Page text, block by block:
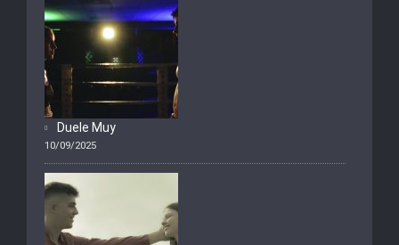
Duele Muy
10/09/2025